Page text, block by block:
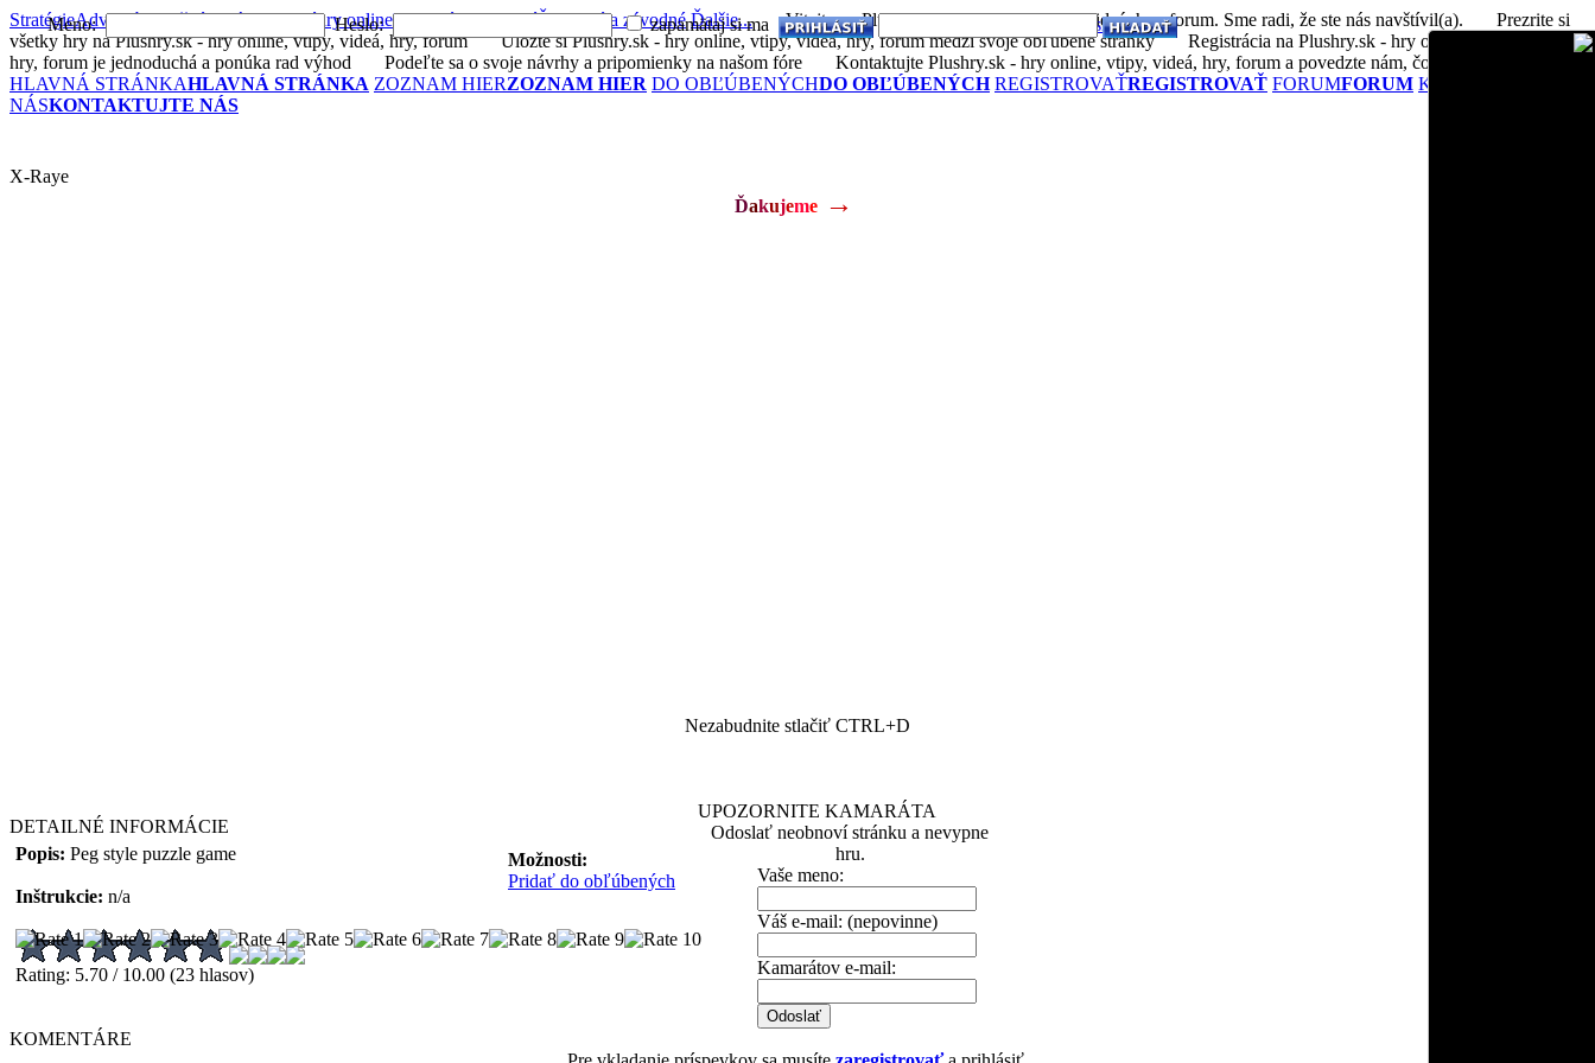
Meno: Heslo: zapamätaj si ma Stratené heslo?
StratégieAdventúryAkčnéArkádyBojovéhry onlineLogickéPostrehovéŠportové a závodné Ďalšie... Vitajte na Plushry.sk - hry online, vtipy, videá, hry, forum. Sme radi, že ste nás navštívil(a).
Prezrite si
všetky hry na Plushry.sk - hry online, vtipy, videá, hry, forum Uložte si Plushry.sk - hry online, vtipy, videá, hry, forum medzi svoje obľúbené stránky Registrácia na Plushry.sk - hry online, vtipy, videá,
hry, forum je jednoduchá a ponúka rad výhod
Podeľte sa o svoje návrhy a pripomienky na našom fóre
Kontaktujte Plushry.sk - hry online, vtipy, videá, hry, forum a povedzte nám, čo si myslíte
HLAVNÁ STRÁNKAHLAVNÁ STRÁNKA ZOZNAM HIERZOZNAM HIER DO OBĽÚBENÝCHDO OBĽÚBENÝCH REGISTROVAŤREGISTROVAŤ FORUMFORUM KONTAKTUJTE
NÁSKONTAKTUJTE NÁS
X-Raye
Ďakujeme →
Nezabudnite stlačiť CTRL+D
DETAILNÉ INFORMÁCIE
Popis: Peg style puzzle game
Inštrukcie: n/a
Rating: 5.70 / 10.00 (23 hlasov)
Možnosti:
Pridať do obľúbených
UPOZORNITE KAMARÁTA
Odoslať neobnoví stránku a nevypne
hru.
Vaše meno:
Váš e-mail: (nepovinne)
Kamarátov e-mail:
KOMENTÁRE